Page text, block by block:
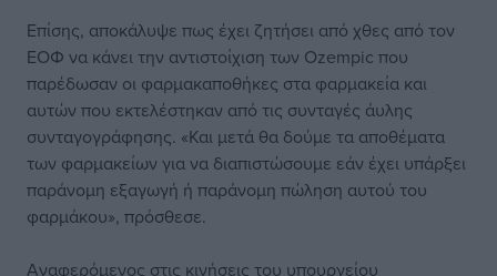
Επίσης, αποκάλυψε πως έχει ζητήσει από χθες από τον
ΕΟΦ να κάνει την αντιστοίχιση των Οzempic που
παρέδωσαν οι φαρμακαποθήκες στα φαρμακεία και
αυτών που εκτελέστηκαν από τις συνταγές άυλης
συνταγογράφησης. «Και μετά θα δούμε τα αποθέματα
των φαρμακείων για να διαπιστώσουμε εάν έχει υπάρξει
παράνομη εξαγωγή ή παράνομη πώληση αυτού του
φαρμάκου», πρόσθεσε.
Αναφερόμενος στις κινήσεις του υπουργείου